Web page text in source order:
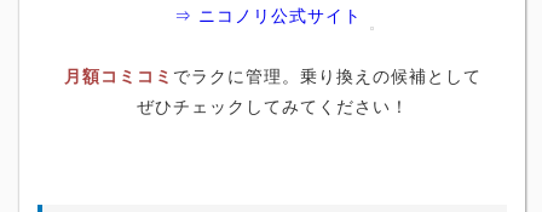
⇒ ニコノリ公式サイト
月額コミコミ でラクに管理。乗り換えの候補として
ぜひチェックしてみてください！